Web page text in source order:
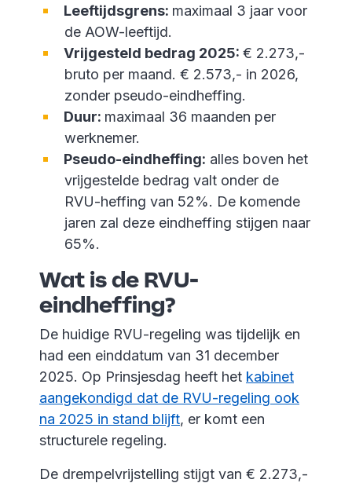
Leeftijdsgrens: maximaal 3 jaar voor
de AOW-leeftijd.
Vrijgesteld bedrag 2025: € 2.273,-
bruto per maand. € 2.573,- in 2026,
zonder pseudo-eindheffing.
Duur: maximaal 36 maanden per
werknemer.
Pseudo-eindheffing: alles boven het
vrijgestelde bedrag valt onder de
RVU-heffing van 52%. De komende
jaren zal deze eindheffing stijgen naar
65%.
Wat is de RVU-
eindheffing?
De huidige RVU-regeling was tijdelijk en
had een einddatum van 31 december
2025. Op Prinsjesdag heeft het kabinet
aangekondigd dat de RVU-regeling ook
na 2025 in stand blijft, er komt een
structurele regeling.
De drempelvrijstelling stijgt van € 2.273,-